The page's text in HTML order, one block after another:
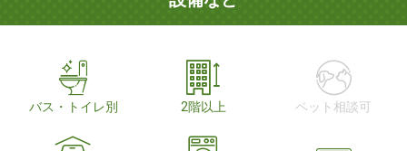
バス・トイレ別 2階以上 ペット相談可